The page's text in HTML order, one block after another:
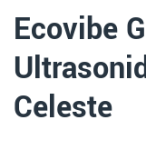
Ecovibe
Celeste